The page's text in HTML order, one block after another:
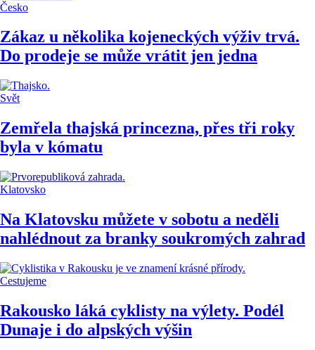
Česko
Zákaz u několika kojeneckých výživ trvá.
Do prodeje se může vrátit jen jedna
Svět
Zemřela thajská princezna, přes tři roky
byla v kómatu
Klatovsko
Na Klatovsku můžete v sobotu a neděli
nahlédnout za branky soukromých zahrad
Cestujeme
Rakousko láká cyklisty na výlety. Podél
Dunaje i do alpských výšin